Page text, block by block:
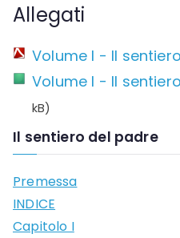
Allegati
Volume I - Il
Volume I - Il
kB)
Il sentiero del padre
Premessa
INDICE
Capitolo I